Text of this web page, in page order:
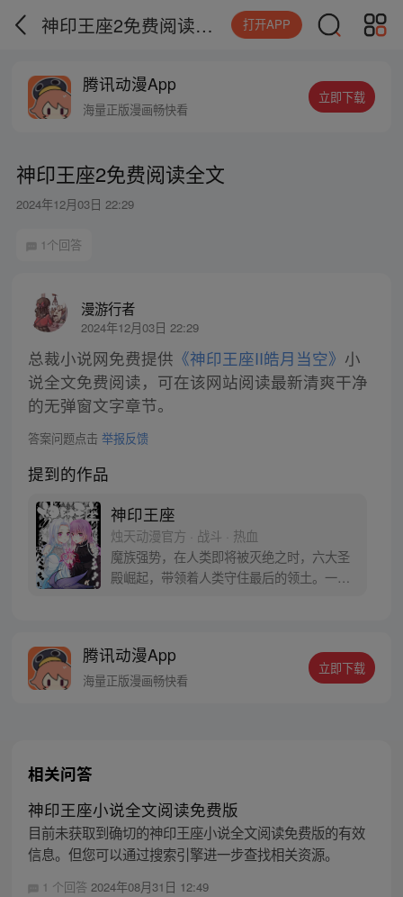
神印王座2免费阅读全文 打开APP
腾讯动漫App
海量正版漫画畅快看
立即下载
神印王座2免费阅读全文
2024年12月03日 22:29
1个回答
漫游行者
2024年12月03日 22:29
总裁小说网免费提供 《神印王座II皓月当空》 小
说全文免费阅读，可在该网站阅读最新清爽干净
的无弹窗文字章节。
答案问题点击 举报反馈
提到的作品
神印王座
烛天动漫官方 · 战斗 · 热血
魔族强势，在人类即将被灭绝之时，六大圣
殿崛起，带领着人类守住最后的领土。一名
着骑士最高荣耀的神印王座？
腾讯动漫App
海量正版漫画畅快看
立即下载
相关问答
神印王座小说全文阅读免费版
目前未获取到确切的神印王座小说全文阅读免费版的有效
信息。但您可以通过搜索引擎进一步查找相关资源。
1 个回答 2024年08月31日 12:49